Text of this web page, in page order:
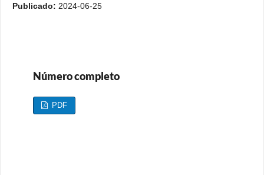
Publicado: 2024-06-25
Número completo
PDF